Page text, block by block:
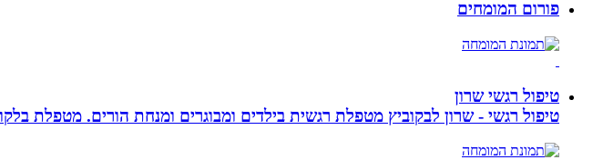
פורום המומחים
טיפול רגשי שרון
טיפול רגשי - שרון לבקוביץ מטפלת רגשית בילדים ומבוגרים ומנחת הורים. מטפלת